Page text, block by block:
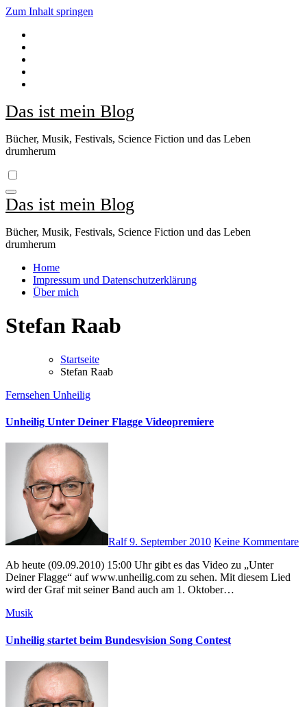
Zum Inhalt springen
Das ist mein Blog
Bücher, Musik, Festivals, Science Fiction und das Leben
drumherum
Das ist mein Blog
Bücher, Musik, Festivals, Science Fiction und das Leben
drumherum
Home
Impressum und Datenschutzerklärung
Über mich
Stefan Raab
Startseite
Stefan Raab
Fernsehen Unheilig
Unheilig Unter Deiner Flagge Videopremiere
Ralf9. September 2010 Keine Kommentare
Ab heute (09.09.2010) 15:00 Uhr gibt es das Video zu „Unter
Deiner Flagge“ auf www.unheilig.com zu sehen. Mit diesem Lied
wird der Graf mit seiner Band auch am 1. Oktober…
Musik
Unheilig startet beim Bundesvision Song Contest